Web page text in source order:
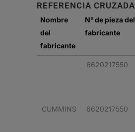
REFERENCIA CRUZADA
Nombre
del
fabricante
N° de pieza del
fabricante
6620217550
CUMMINS 6620217550